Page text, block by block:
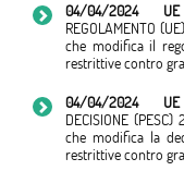
04/04/2024
UE
REGOLAMENTO
che modifica il
restrittive contro
04/04/2024
UE
DECISIONE
che modifica la
restrittive contro